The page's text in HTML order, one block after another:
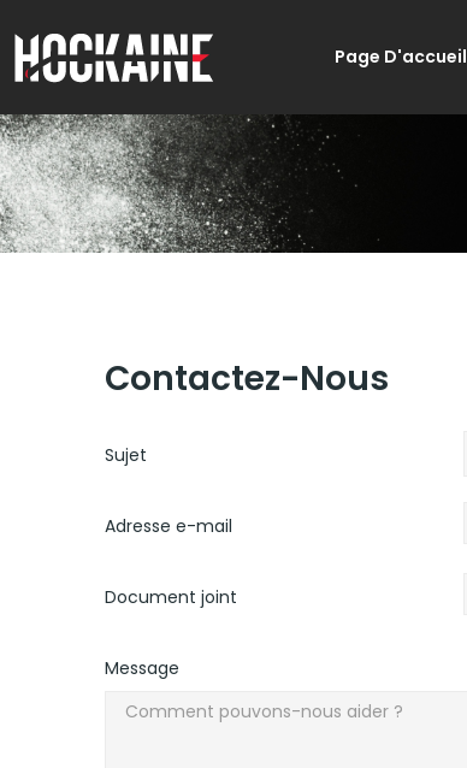
Page D'accueil
Contactez-Nous
Sujet
Adresse e-mail
Document joint
Message